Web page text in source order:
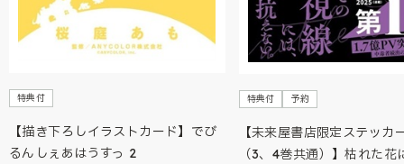
特典付
【描き下ろしイラストカード】でび
るんしぇあはうすっ 2
特典付 予約
【未来屋書店限定ステッカ
（3、4巻共通）】枯れた